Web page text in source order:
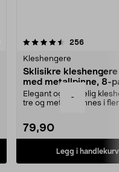
-
256
Kleshengere
Sklisikre
med metallpinne, 8-
Elegant og skikkelig
tre og metall – finnes i
79,90
Legg i handlekurv
4.5av 5 stjerner